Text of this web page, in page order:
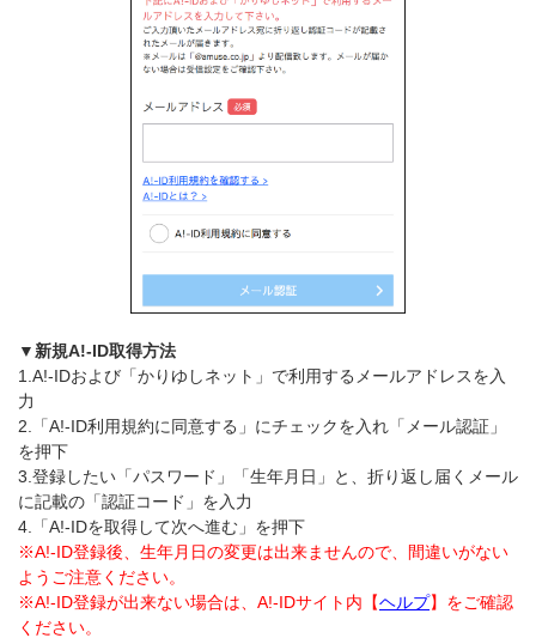
▼新規A!-ID取得方法
1.A!-IDおよび「かりゆしネット」で利用するメールアドレスを入
力
2.「A!-ID利用規約に同意する」にチェックを入れ「メール認証」
を押下
3.登録したい「パスワード」「生年月日」と、折り返し届くメール
に記載の「認証コード」を入力
4.「A!-IDを取得して次へ進む」を押下
※A!-ID登録後、生年月日の変更は出来ませんので、間違いがない
ようご注意ください。
※A!-ID登録が出来ない場合は、A!-IDサイト内【ヘルプ】をご確認
ください。